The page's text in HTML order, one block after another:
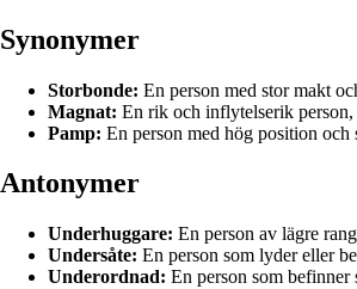
Synonymer
Storbonde: En person med stor makt
Magnat: En rik och inflytelserik
Pamp: En person med hög position
Antonymer
Underhuggare: En person av lägre
Undersåte: En person som lyder eller
Underordnad: En person som